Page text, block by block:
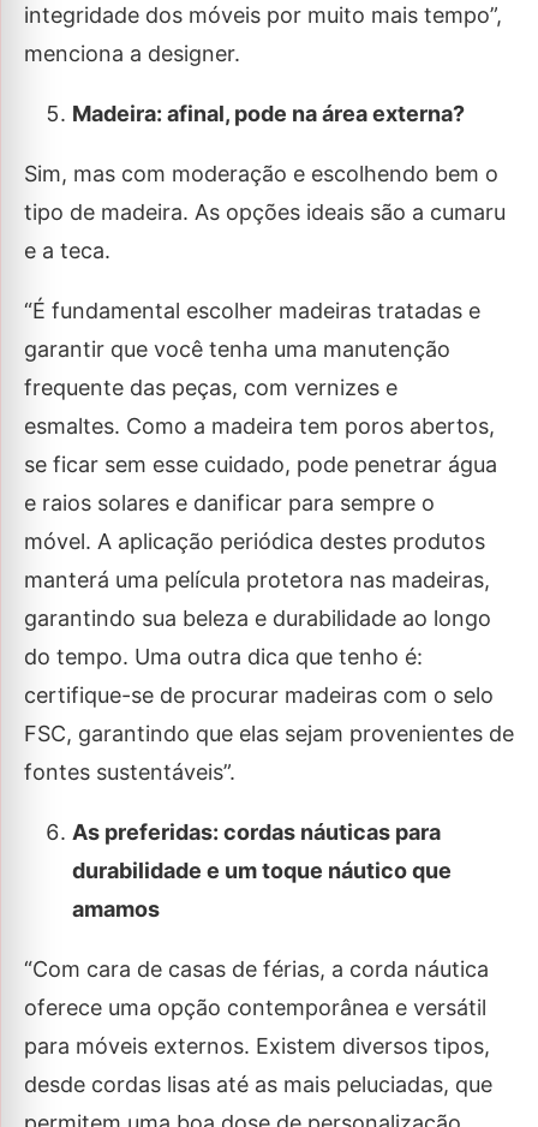
integridade dos móveis por muito mais tempo”,
menciona a designer.
Madeira: afinal, pode na área externa?
Sim, mas com moderação e escolhendo bem o
tipo de madeira. As opções ideais são a cumaru
e a teca.
“É fundamental escolher madeiras tratadas e
garantir que você tenha uma manutenção
frequente das peças, com vernizes e
esmaltes. Como a madeira tem poros abertos,
se ficar sem esse cuidado, pode penetrar água
e raios solares e danificar para sempre o
móvel. A aplicação periódica destes produtos
manterá uma película protetora nas madeiras,
garantindo sua beleza e durabilidade ao longo
do tempo. Uma outra dica que tenho é:
certifique-se de procurar madeiras com o selo
FSC, garantindo que elas sejam provenientes de
fontes sustentáveis”.
As preferidas: cordas náuticas para
durabilidade e um toque náutico que
amamos
“Com cara de casas de férias, a corda náutica
oferece uma opção contemporânea e versátil
para móveis externos. Existem diversos tipos,
desde cordas lisas até as mais peluciadas, que